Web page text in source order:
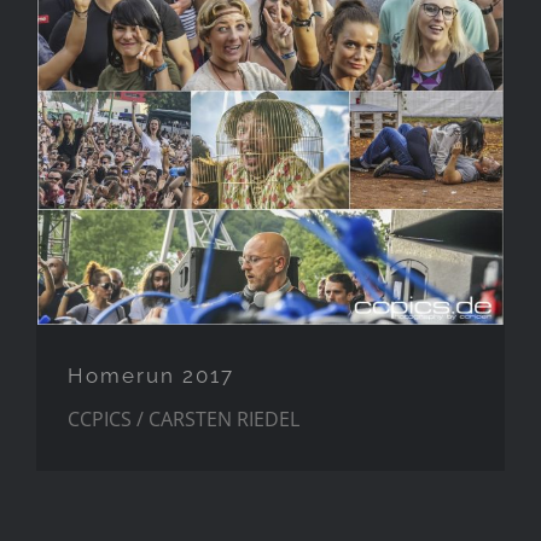
Homerun 2017
CCPICS / CARSTEN RIEDEL